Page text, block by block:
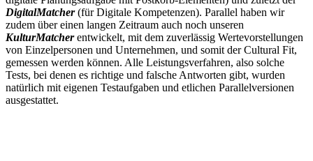
DigitalMatcher (für Digitale Kompetenzen). Parallel haben wir
zudem über einen langen Zeitraum auch noch unseren
KulturMatcher entwickelt, mit dem zuverlässig Wertevorstellungen
von Einzelpersonen und Unternehmen, und somit der Cultural Fit,
gemessen werden können. Alle Leistungsverfahren, also solche
Tests, bei denen es richtige und falsche Antworten gibt, wurden
natürlich mit eigenen Testaufgaben und etlichen Parallelversionen
ausgestattet.